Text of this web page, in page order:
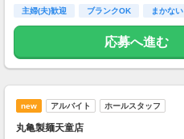
主婦(夫)歓迎
ブランクOK まかない
応募へ進む
new アルバイト ホールスタッフ
丸亀製麺天童店